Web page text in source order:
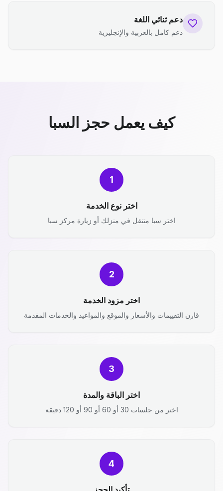
دعم ثنائي اللغة
دعم كامل بالعربية والإنجليزية
كيف يعمل حجز السبا
1
اختر نوع الخدمة
اختر سبا متنقل في منزلك أو زيارة مركز سبا
2
اختر مزود الخدمة
قارن التقييمات والأسعار والموقع والمواعيد والخدمات المقدمة
3
اختر الباقة والمدة
اختر من جلسات 30 أو 60 أو 90 أو 120 دقيقة
4